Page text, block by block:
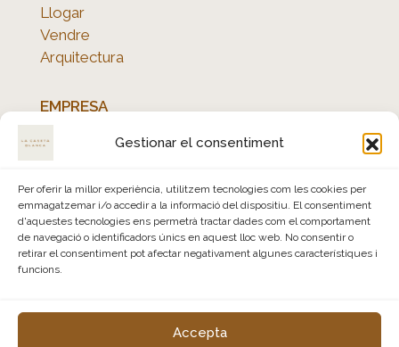
Gestionar el consentiment
Per oferir la millor experiència, utilitzem tecnologies com les cookies per
emmagatzemar i/o accedir a la informació del dispositiu. El consentiment
d'aquestes tecnologies ens permetrà tractar dades com el comportament
de navegació o identificadors únics en aquest lloc web. No consentir o
retirar el consentiment pot afectar negativament algunes característiques i
funcions.
Accepta
Llogar
Vendre
Arquitectura
EMPRESA
Qui som
Avís legal
Política de cookies